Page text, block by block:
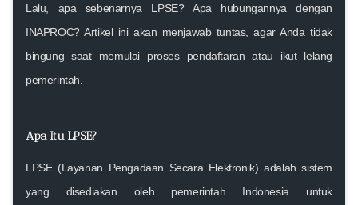
Lalu, apa sebenarnya LPSE? Apa hubungannya dengan
INAPROC?Artikel ini akan menjawab tuntas, agar Anda tidak
bingung saat memulai proses pendaftaran atau ikut lelang
pemerintah.
Apa Itu LPSE?
LPSE (Layanan Pengadaan Secara Elektronik) adalah sistem
yang disediakan oleh pemerintah Indonesia untuk